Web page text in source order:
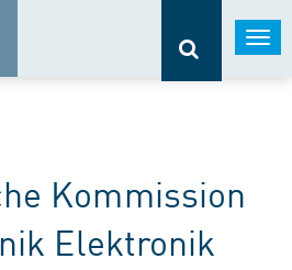
Kommission
Elektronik